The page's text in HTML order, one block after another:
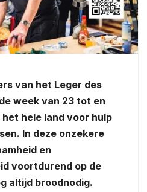
van het Leger des
week van 23 tot en
hele land voor hulp
In deze onzekere
en
voortdurend op de
altijd broodnodig.